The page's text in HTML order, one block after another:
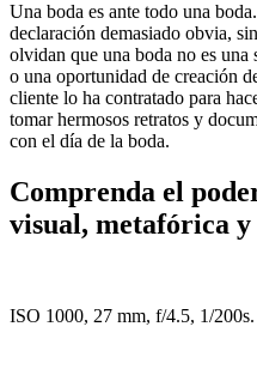
Una boda es ante todo una
declaración demasiado obvia,
olvidan que una boda no es una
o una oportunidad de creación
cliente lo ha contratado para
tomar hermosos retratos y
con el día de la boda.
Comprenda el
visual, metafórica
ISO 1000, 27 mm, f/4.5, 1/